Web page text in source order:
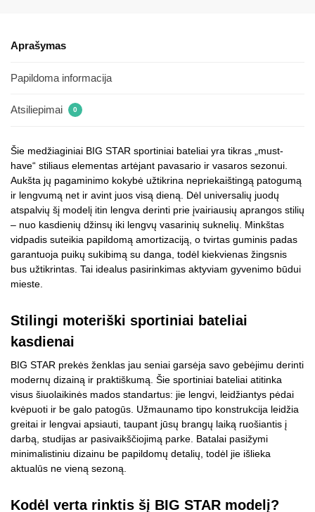
Aprašymas
Papildoma informacija
Atsiliepimai 0
Šie medžiaginiai BIG STAR sportiniai bateliai yra tikras „must-
have“ stiliaus elementas artėjant pavasario ir vasaros sezonui.
Aukšta jų pagaminimo kokybė užtikrina nepriekaištingą patogumą
ir lengvumą net ir avint juos visą dieną. Dėl universalių juodų
atspalvių šį modelį itin lengva derinti prie įvairiausių aprangos stilių
– nuo kasdienių džinsų iki lengvų vasarinių suknelių. Minkštas
vidpadis suteikia papildomą amortizaciją, o tvirtas guminis padas
garantuoja puikų sukibimą su danga, todėl kiekvienas žingsnis
bus užtikrintas. Tai idealus pasirinkimas aktyviam gyvenimo būdui
mieste.
Stilingi moteriški sportiniai bateliai
kasdienai
BIG STAR prekės ženklas jau seniai garsėja savo gebėjimu derinti
modernų dizainą ir praktiškumą. Šie sportiniai bateliai atitinka
visus šiuolaikinės mados standartus: jie lengvi, leidžiantys pėdai
kvėpuoti ir be galo patogūs. Užmaunamo tipo konstrukcija leidžia
greitai ir lengvai apsiauti, taupant jūsų brangų laiką ruošiantis į
darbą, studijas ar pasivaikščiojimą parke. Batalai pasižymi
minimalistiniu dizainu be papildomų detalių, todėl jie išlieka
aktualūs ne vieną sezoną.
Kodėl verta rinktis šį BIG STAR modelį?